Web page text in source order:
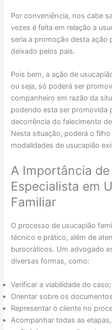
Por conveniência, nos cabe
vezes é feita em relação a
seria a promoção desta ação
deixado pelos pais.
Pois bem, a ação de
ou seja, só poderá ser
companheiro em razão da
podendo esta ser promovida
decorrência do falecimento
Nesta situação, poderá o
modalidades de usucapião
A Importância
Especialista em
Familiar
O processo de usucapião
técnico e prático, além de
burocráticos. Um advogado
diversas formas, como:
Verificar a viabilidade do caso;
Orientar sobre os
Representar o cliente no
Acompanhar todas as